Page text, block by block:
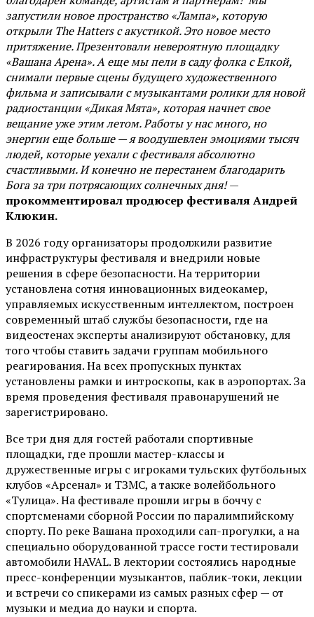
запустили новое пространство «Лампа», которую
открыли The Hatters с акустикой. Это новое место
притяжение. Презентовали невероятную площадку
«Вашана Арена». А еще мы пели в саду фолка с Елкой,
снимали первые сцены будущего художественного
фильма и записывали с музыкантами ролики для новой
радиостанции «Дикая Мята», которая начнет свое
вещание уже этим летом. Работы у нас много, но
энергии еще больше — я воодушевлен эмоциями тысяч
людей, которые уехали с фестиваля абсолютно
счастливыми. И конечно не перестанем благодарить
Бога за три потрясающих солнечных дня!—
прокомментировал продюсер фестиваля Андрей
Клюкин.
В 2026 году организаторы продолжили развитие
инфраструктуры фестиваля и внедрили новые
решения в сфере безопасности. На территории
установлена сотня инновационных видеокамер,
управляемых искусственным интеллектом, построен
современный штаб службы безопасности, где на
видеостенах эксперты анализируют обстановку, для
того чтобы ставить задачи группам мобильного
реагирования. На всех пропускных пунктах
установлены рамки и интроскопы, как в аэропортах. За
время проведения фестиваля правонарушений не
зарегистрировано.
Все три дня для гостей работали спортивные
площадки, где прошли мастер-классы и
дружественные игры с игроками тульских футбольных
клубов «Арсенал» и ТЗМС, а также волейбольного
«Тулица». На фестивале прошли игры в боччу с
спортсменами сборной России по паралимпийскому
спорту. По реке Вашана проходили сап-прогулки, а на
специально оборудованной трассе гости тестировали
автомобили HAVAL. В лектории состоялись народные
пресс-конференции музыкантов, паблик-токи, лекции
и встречи со спикерами из самых разных сфер — от
музыки и медиа до науки и спорта.